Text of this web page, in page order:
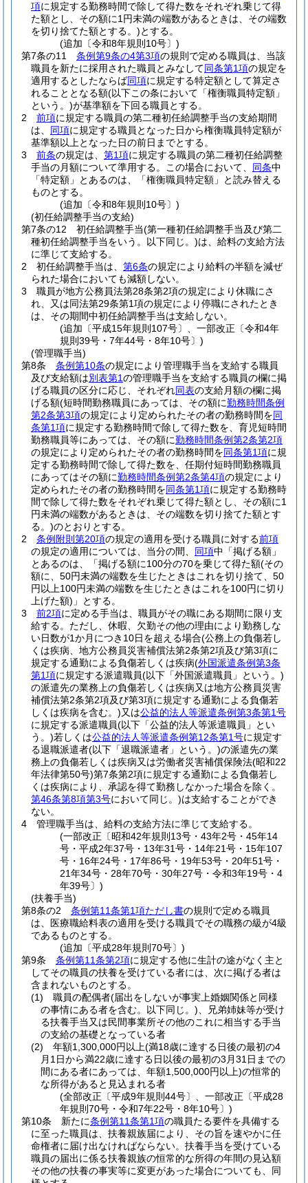
項に規定する勤務時間で除して得た数をそれぞれ乗じて得
た額とし、その額に1円未満の端数があるときは、その端数
を切り捨てた額とする。)とする。
(追加〔令和8年規則10号〕)
第7条の11
条例第9条の4第3項の規則で定める職員は、当該
職員を新たに採用された職員とみなして同条第1項の規定を
適用するとしたならば同項に規定する特定額として算定さ
れることとなる額(以下この条において「権衡職員特定額」
という。)が基準額を下回る職員とする。
2
前項に規定する職員の第二種初任給調整手当の支給期間
は、 同項に規定する職員となった日から権衡職員特定額が
基準額以上となった日の前日までとする。
3
前条の規定は、 第1項に規定する職員の第二種初任給調整
手当の月額について準用する。
この場合において、 同条中
「特定額」とあるのは、「権衡職員特定額」と読み替える
ものとする。
(追加〔令和8年規則10号〕)
(初任給調整手当の支給)
第7条の12
初任給調整手当(第一種初任給調整手当及び第二
種初任給調整手当をいう。以下同じ。)は、給料の支給方法
に準じて支給する。
2
初任給調整手当は、 第6条の規定により給料の半額を減ぜ
られた場合においても減額しない。
3
職員が地方公務員法第28条第2項の規定により休職にさ
れ、又は同法第29条第1項の規定により停職にされたとき
は、その期間中初任給調整手当は支給しない。
(追加〔平成15年規則107号〕、一部改正〔令和4年
規則39号・7年44号・8年10号〕)
(管理職手当)
第8条
条例第10条の規定により管理職手当を支給する職員
及び支給額は別表第1の管理職手当を支給する職員の欄に掲
げる職員の区分に応じ、それぞれ同表の支給月額の欄に掲
げる額(短時間勤務職員にあっては、その額に勤務時間条例
第2条第3項の規定により定められたその者の勤務時間を同
条第1項に規定する勤務時間で除して得た数を、育児短時間
勤務職員等にあっては、その額に勤務時間条例第2条第2項
の規定により定められたその者の勤務時間を同条第1項に規
定する勤務時間で除して得た数を、任期付短時間勤務職員
にあってはその額に勤務時間条例第2条第4項の規定により
定められたその者の勤務時間を同条第1項に規定する勤務時
間で除して得た数をそれぞれ乗じて得た額とし、その額に1
円未満の端数があるときは、その端数を切り捨てた額とす
る。)のとおりとする。
2
条例附則第20項の規定の適用を受ける職員に対する前項
の規定の適用については、当分の間、 同項中「掲げる額」
とあるのは、「掲げる額に100分の70を乗じて得た額(その
額に、50円未満の端数を生じたときはこれを切り捨て、50
円以上100円未満の端数を生じたときはこれを100円に切り
上げた額) 」とする。
3
前2項に定める手当は、職員がその職にある期間に限り支
給する。 ただし、休暇、欠勤その他の理由により勤務しな
い日数が1か月につき10日を超える場合(公務上の負傷若し
くは疾病、地方公務員災害補償法第2条第2項及び第3項に
規定する通勤による負傷若しくは疾病(外国派遣条例第3条
第1項に規定する派遣職員(以下「外国派遣職員」という。)
の派遣先の業務上の負傷若しくは疾病又は地方公務員災害
補償法第2条第2項及び第3項に規定する通勤による負傷若
しくは疾病を含む。)又は公益的法人等派遣条例第3条第1号
に規定する派遣職員(以下「公益的法人等派遣職員」とい
う。)若しくは公益的法人等派遣条例第12条第1号に規定す
る退職派遣者(以下「退職派遣者」という。)の派遣先の業
務上の負傷若しくは疾病又は労働者災害補償保険法(昭和22
年法律第50号)第7条第2項に規定する通勤による負傷若し
くは疾病により、承認を得て勤務しなかった場合を除く。
第46条第8項第3号において同じ。)は支給することができ
ない。
4
管理職手当は、給料の支給方法に準じて支給する。
(一部改正〔昭和42年規則13号・43年2号・45年14
号・平成2年37号・13年31号・14年21号・15年107
号・16年24号・17年86号・19年53号・20年51号・
21年34号・28年70号・30年27号・令和3年19号・4
年39号〕)
(扶養手当)
第8条の2
条例第11条第1項ただし書の規則で定める職員
は、医療職給料表の適用を受ける職員でその職務の級が4級
であるものとする。
(追加〔平成28年規則70号〕)
第9条
条例第11条第2項に規定する他に生計の途がなく主と
してその職員の扶養を受けている者には、次に掲げる者は
含まれないものとする。
(1)
職員の配偶者(届出をしないが事実上婚姻関係と同様
の事情にある者を含む。以下同じ。) 、兄弟姉妹等が受け
る扶養手当又は民間事業所その他のこれに相当する手当
の支給の基礎となっている者
(2)
年額1,300,000円以上(満18歳に達する日後の最初の4
月1日から満22歳に達する日以後の最初の3月31日までの
間にある者にあっては、年額1,500,000円以上)の恒常的
な所得があると見込まれる者
(全部改正〔平成9年規則44号〕、一部改正〔平成28
年規則70号・令和7年22号・8年10号〕)
第10条
新たに条例第11条第1項の職員たる要件を具備する
に至った職員は、扶養親族届により、その旨を速やかに任
命権者に届け出なければならない。 扶養手当を受けている
職員の届出に係る扶養親族の恒常的な所得の年間の見込額
その他の扶養の事実等に変更があった場合についても、同